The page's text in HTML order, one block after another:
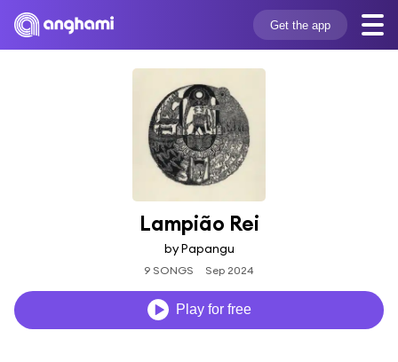
Get the app
Lampião Rei
by Papangu
9 SONGS Sep 2024
Play for free